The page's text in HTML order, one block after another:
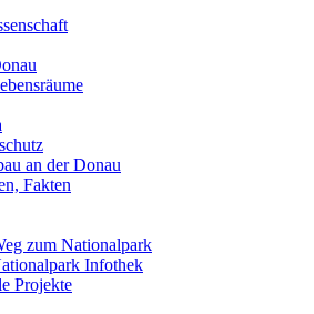
an der Donau
Fakten
zum Nationalpark
Infothek
Projekte